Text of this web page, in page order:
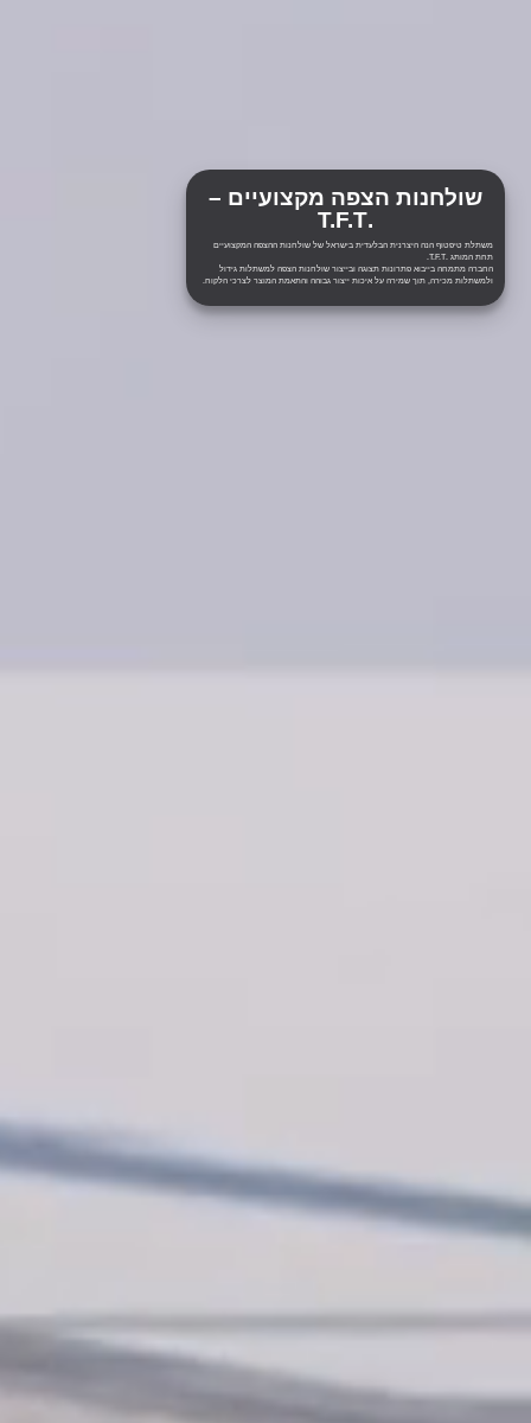
שולחנות הצפה מקצועיים –
.T.F.T
משתלת טיפטוף הנה היצרנית הבלעדית בישראל של שולחנות ההצפה המקצועיים
תחת המותג .T.F.T.
החברה מתמחה בייבוא פתרונות תצוגה ובייצור שולחנות הצפה למשתלות גידול
ולמשתלות מכירה, תוך שמירה על איכות ייצור גבוהה והתאמת המוצר לצרכי הלקוח.